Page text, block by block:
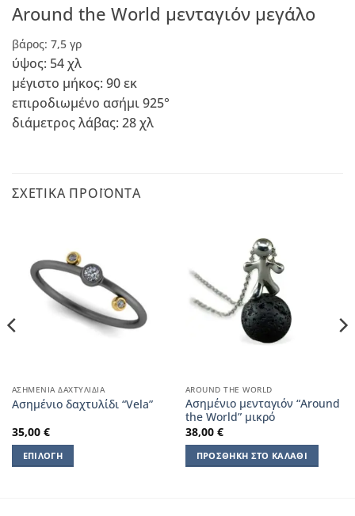
Around the World μενταγιόν μεγάλο
βάρος: 7,5 γρ
ύψος: 54 χλ
μέγιστο μήκος: 90 εκ
επιροδιωμένο ασήμι 925°
διάμετρος λάβας: 28 χλ
ΣΧΕΤΙΚΆ ΠΡΟΪΌΝΤΑ
ΑΣΗΜΈΝΙΑ ΔΑΧΤΥΛΊΔΙΑ
Ασημένιο δαχτυλίδι “Vela”
35,00 €
ΕΠΙΛΟΓΉ
AROUND THE WORLD
Ασημένιο μενταγιόν “Around
the World” μικρό
38,00 €
ΠΡΟΣΘΉΚΗ ΣΤΟ ΚΑΛΆΘΙ